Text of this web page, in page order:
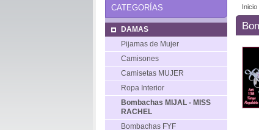
Inicio
CATEGORÍAS
DAMAS
Pijamas de Mujer
Camisones
Camisetas MUJER
Ropa Interior
Bombachas MIJAL - MISS
RACHEL
Bombachas FYF